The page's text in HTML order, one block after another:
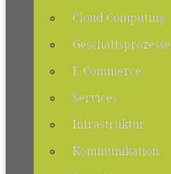
Cloud Computing
Geschäftsprozesse
E-Commerce
Services
Infrastruktur
Kommunikation